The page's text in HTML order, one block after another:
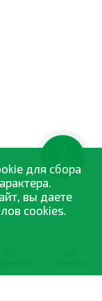
для сбора
вы даете
cookies.